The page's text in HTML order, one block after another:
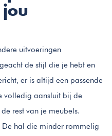
uitvoeringen
de stijl die je hebt en
er is altijd een passende
volledig aansluit bij de
rest van je meubels.
De hal die minder rommelig